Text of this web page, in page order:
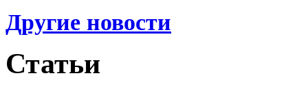
Другие новости
Статьи